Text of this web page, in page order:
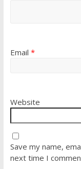
Email *
Website
Save my name,
next time I